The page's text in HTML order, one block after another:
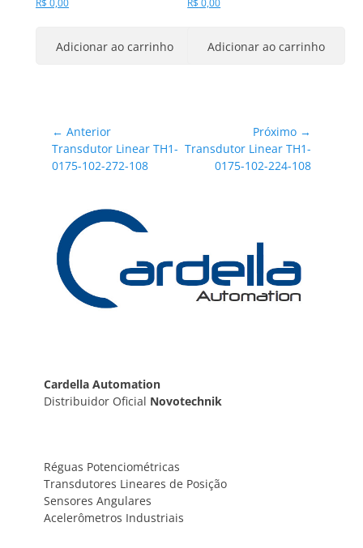
R$ 0,00
Adicionar ao carrinho
R$ 0,00
Adicionar ao carrinho
Navegação
de
Post
← Anterior
Post
anterior:
Transdutor Linear TH1-
0175-102-272-108
Próximo →
Próximo
Transdutor Linear TH1-
0175-102-224-108
Cardella Automation
Distribuidor Oficial Novotechnik
Réguas Potenciométricas
Transdutores Lineares de Posição
Sensores Angulares
Acelerômetros Industriais